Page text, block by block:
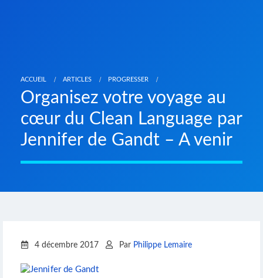
ACCUEIL ARTICLES PROGRESSER
Organisez votre voyage au
cœur du Clean Language par
Jennifer de Gandt – A venir
4 décembre 2017 Par Philippe Lemaire